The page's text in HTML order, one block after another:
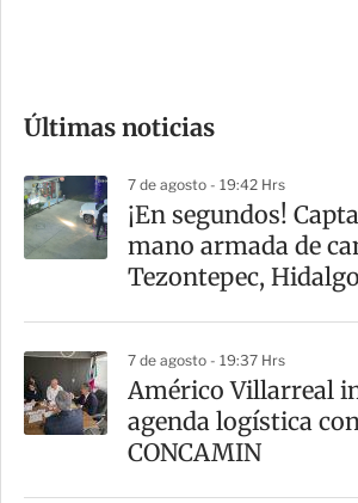
m
a
r
t
Últimas noticias
7 de agosto - 19:42 Hrs
¡En segundos!
mano armada de
Tezontepec, Hidalgo
7 de agosto - 19:37 Hrs
Américo Villarreal
agenda logística
CONCAMIN